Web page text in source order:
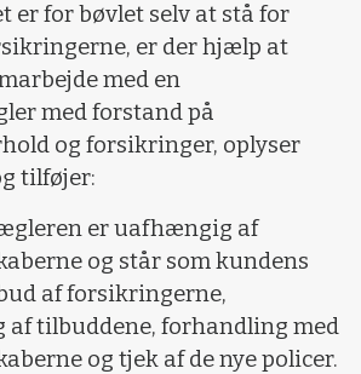
er for bøvlet selv at stå for
er der hjælp at
med en
med forstand på
og forsikringer, oplyser
tilføjer:
er uafhængig af
og står som kundens
af forsikringerne,
af tilbuddene, forhandling med
og tjek af de nye policer.